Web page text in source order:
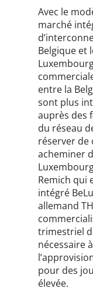
Avec le
marché
Belgique et
entre la
sont plus
auprès des
du réseau
réserver de
acheminer
Remich qui
intégré
allemand
trimestriel
nécessaire
pour des
élevée.